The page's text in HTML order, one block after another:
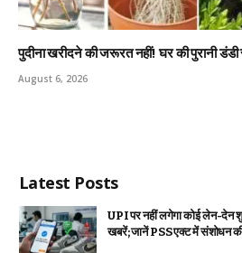
पुदीना खरीदने की जरूरत नहीं! घर की पुरानी डंडी
August 6, 2026
Latest Posts
UPI पर नहीं लगेगा कोई लेन-देन
खबरें; जानें PSS एक्ट में संशोधन